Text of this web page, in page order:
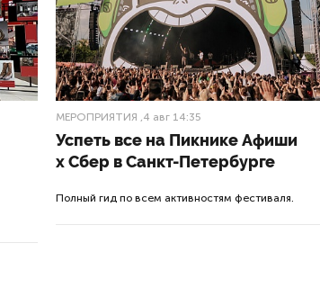
МЕРОПРИЯТИЯ ,4 авг 14:35
Успеть все на Пикнике Афиши
x Сбер в Санкт-Петербурге
Полный гид по всем активностям фестиваля.